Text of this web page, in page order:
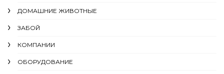
ДОМАШНИЕ ЖИВОТНЫЕ
ЗАБОЙ
КОМПАНИИ
ОБОРУДОВАНИЕ